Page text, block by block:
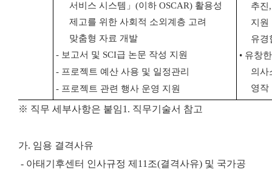
서비스 시스템 」 (이하 OSCAR) 활용성
제고를 위한 사회적 소외계층 고려
맞춤형 자료 개발
- 보고서 및 SCI급 논문 작성 지원
- 프로젝트 예산 사용 및 일정관리
- 프로젝트 관련 행사 운영 지원
추진
지원
유경
• 유창
의사
영작
※ 직무 세부사항은 붙임1. 직무기술서 참고
가. 임용 결격사유
- 아태기후센터 인사규정 제11조(결격사유) 및 국가공